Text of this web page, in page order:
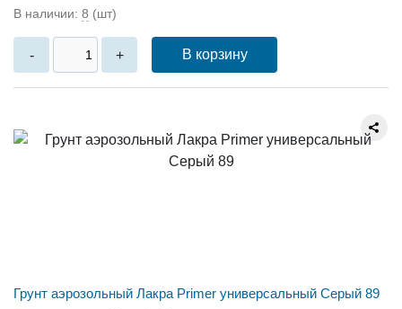
В наличии: 8 (шт)
- + В корзину
Грунт аэрозольный Лакра Primer универсальный Серый 89